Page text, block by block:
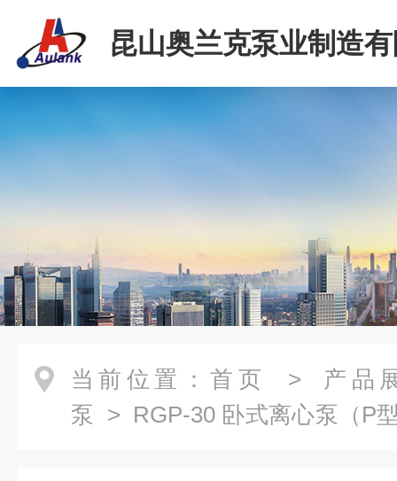
昆山奥兰克泵业制造
当前位置： 首页 > 产品
泵 > RGP-30 卧式离心泵（P